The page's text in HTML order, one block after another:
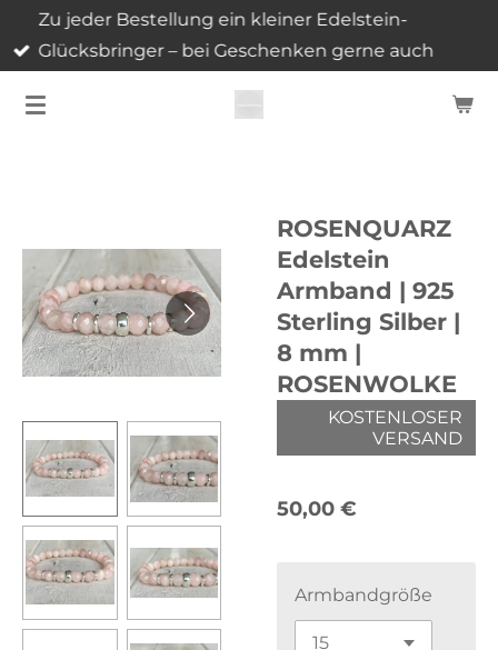
Zum
Hauptinhalt
Zu jeder Bestellung ein kleiner Edelstein-
Glücksbringer – bei Geschenken gerne auch
ROSENQUARZ
Edelstein
Armband | 925
Sterling Silber |
8 mm |
ROSENWOLKE
KOSTENLOSER
VERSAND
50,00 €
Armbandgröße